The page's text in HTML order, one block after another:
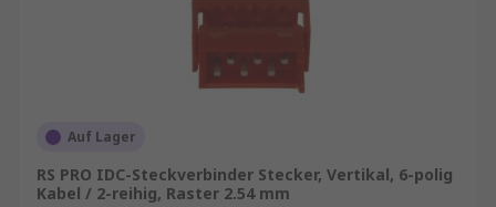
Auf Lager
RS PRO IDC-Steckverbinder Stecker, Vertikal, 6-polig
Kabel / 2-reihig, Raster 2.54 mm